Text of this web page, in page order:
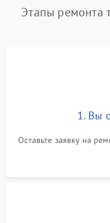
Неисправность системы
Wi-Fi
Неисправность системы
Этапы ремонта
1. Вы
Оставьте заявку на